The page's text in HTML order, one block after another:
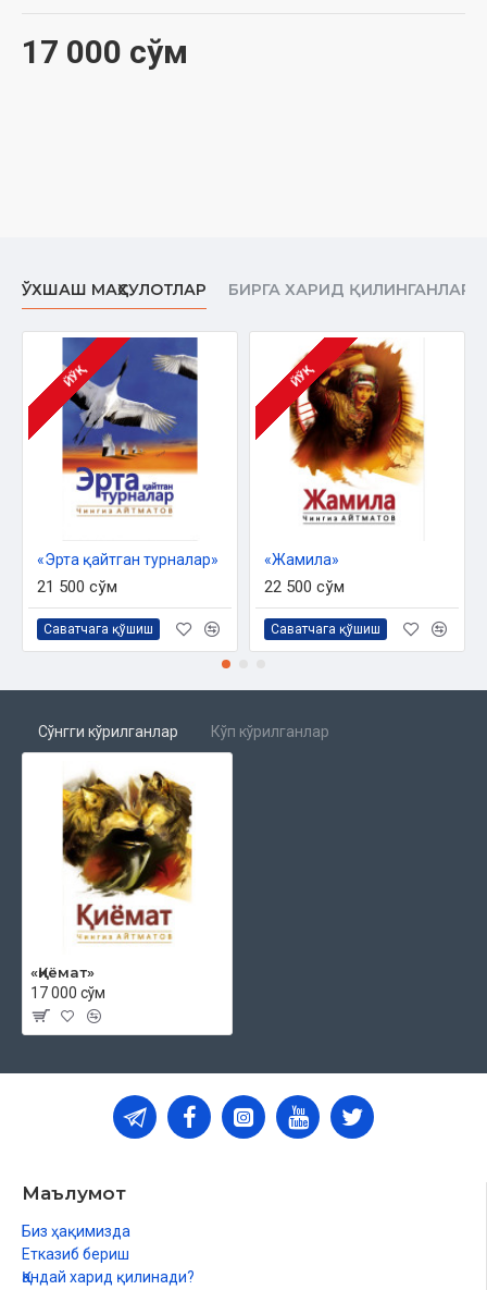
Муқоваси: қаттиқ
17 000 сўм
ЎХШАШ МАҲСУЛОТЛАР БИРГА ХАРИД ҚИЛИНГАНЛАР
ЙЎҚ
«Эрта қайтган турналар»
21 500 сўм
Саватчага қўшиш
ЙЎҚ
«Жамила»
22 500 сўм
Саватчага қўшиш
Сўнгги кўрилганлар Кўп кўрилганлар
«Қиёмат»
17 000 сўм
Маълумот
Биз ҳақимизда
Етказиб бериш
Қандай харид қилинади?